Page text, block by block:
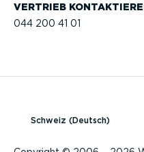
VERTRIEB
044 200 41 01
Schweiz (Deutsch)